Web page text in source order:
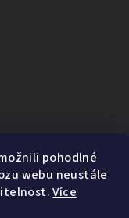
pohodlné
webu neustále
Více